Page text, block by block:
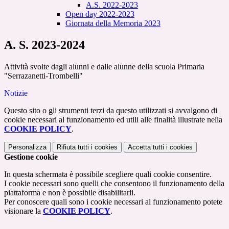
A.S. 2022-2023
Open day 2022-2023
Giornata della Memoria 2023
A. S. 2023-2024
Attività svolte dagli alunni e dalle alunne della scuola Primaria
"Serrazanetti-Trombelli"
Notizie
Questo sito o gli strumenti terzi da questo utilizzati si avvalgono di
cookie necessari al funzionamento ed utili alle finalità illustrate nella
COOKIE POLICY.
Personalizza Rifiuta tutti i cookies Accetta tutti i cookies
Gestione cookie
In questa schermata è possibile scegliere quali cookie consentire.
I cookie necessari sono quelli che consentono il funzionamento della
piattaforma e non è possibile disabilitarli.
Per conoscere quali sono i cookie necessari al funzionamento potete
visionare la COOKIE POLICY.